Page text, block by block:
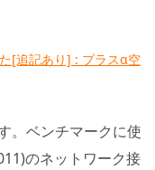
[追記あり] : プラスα空
。ベンチマークに使
のネットワーク接